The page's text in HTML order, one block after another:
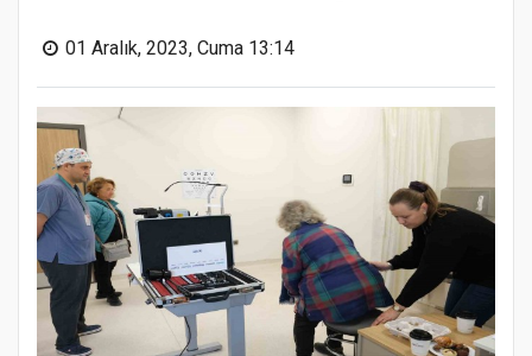
01 Aralık, 2023, Cuma 13:14